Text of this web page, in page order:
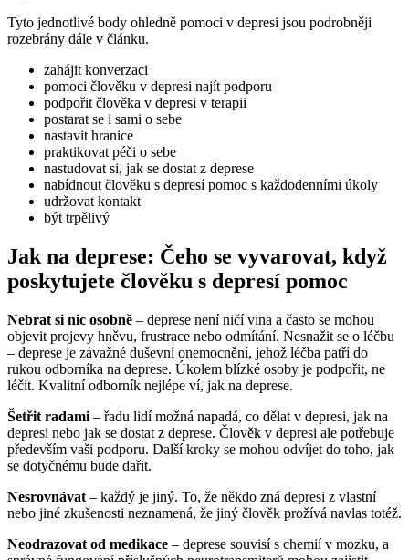
Tyto jednotlivé body ohledně pomoci v depresi jsou podrobněji
rozebrány dále v článku.
zahájit konverzaci
pomoci člověku v depresi najít podporu
podpořit člověka v depresi v terapii
postarat se i sami o sebe
nastavit hranice
praktikovat péči o sebe
nastudovat si, jak se dostat z deprese
nabídnout člověku s depresí pomoc s každodenními úkoly
udržovat kontakt
být trpělivý
Jak na deprese: Čeho se vyvarovat, když
poskytujete člověku s depresí pomoc
Nebrat si nic osobně – deprese není ničí vina a často se mohou
objevit projevy hněvu, frustrace nebo odmítání. Nesnažit se o léčbu
– deprese je závažné duševní onemocnění, jehož léčba patří do
rukou odborníka na deprese. Úkolem blízké osoby je podpořit, ne
léčit. Kvalitní odborník nejlépe ví, jak na deprese.
Šetřit radami – řadu lidí možná napadá, co dělat v depresi, jak na
depresi nebo jak se dostat z deprese. Člověk v depresi ale potřebuje
především vaši podporu. Další kroky se mohou odvíjet do toho, jak
se dotyčnému bude dařit.
Nesrovnávat – každý je jiný. To, že někdo zná depresi z vlastní
nebo jiné zkušenosti neznamená, že jiný člověk prožívá navlas totéž.
Neodrazovat od medikace – deprese souvisí s chemií v mozku, a